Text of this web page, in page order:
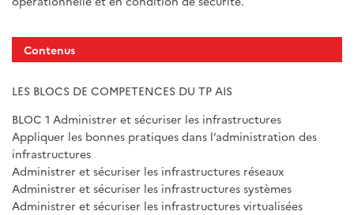
Contenus
LES BLOCS DE COMPETENCES DU TP AIS
BLOC 1 Administrer et sécuriser les infrastructures
Appliquer les bonnes pratiques dans l’administration des
infrastructures
Administrer et sécuriser les infrastructures réseaux
Administrer et sécuriser les infrastructures systèmes
Administrer et sécuriser les infrastructures virtualisées